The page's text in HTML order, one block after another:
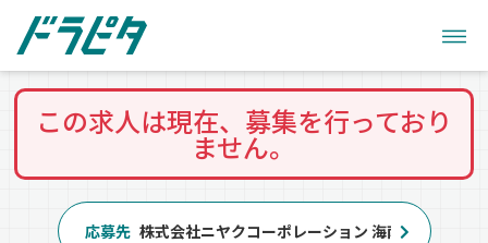
この求人は現在、募集を行っており
ません。
応募先 株式会社ニヤクコーポレーション 海南事業所